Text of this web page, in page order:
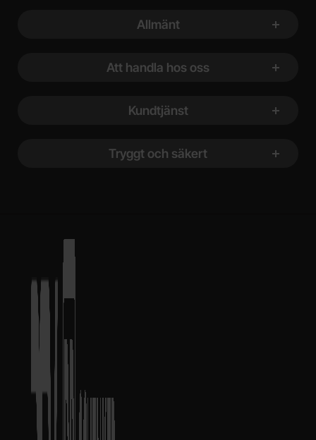
Allmänt
Att handla hos oss
Kundtjänst
Tryggt och säkert